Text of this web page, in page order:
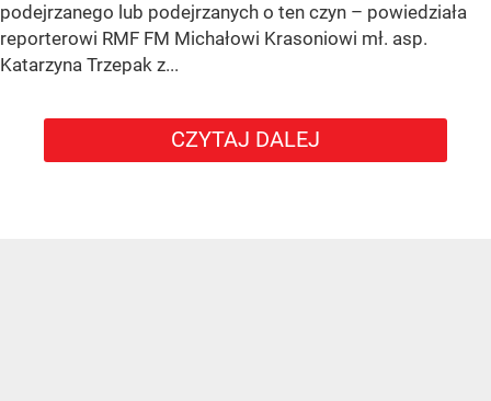
podejrzanego lub podejrzanych o ten czyn – powiedziała
reporterowi RMF FM Michałowi Krasoniowi mł. asp.
Katarzyna Trzepak z...
CZYTAJ DALEJ